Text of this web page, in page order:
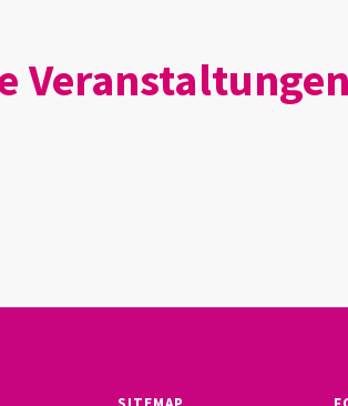
Veranstaltungen